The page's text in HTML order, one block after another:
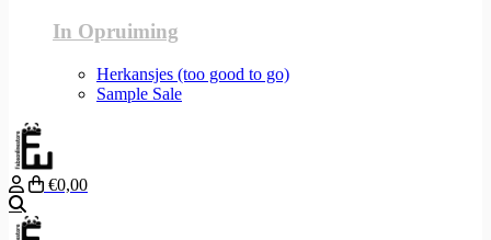
In Opruiming
Herkansjes (too good to go)
Sample Sale
€0,00